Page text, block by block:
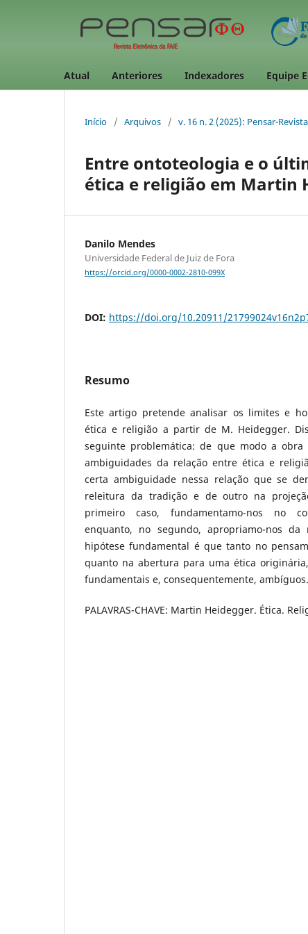
Atual Anteriores Indexadores Equipe
Início / Arquivos / v. 16 n. 2 (2025): Pensar-
Entre ontoteologia e o
ética e religião em Martin
Danilo Mendes
Universidade Federal de Juiz de Fora
https://orcid.org/0000-0002-2810-099X
DOI: https://doi.org/10.20911/
Resumo
Este artigo pretende analisar os limites e
ética e religião a partir de M. Heidegger.
seguinte problemática: de que modo a
ambiguidades da relação entre ética e
certa ambiguidade nessa relação que se
releitura da tradição e de outro na
primeiro caso, fundamentamo-nos no
enquanto, no segundo, apropriamo-nos da
hipótese fundamental é que tanto no
quanto na abertura para uma ética
fundamentais e, consequentemente, ambíguos.
PALAVRAS-CHAVE: Martin Heidegger. Ética.